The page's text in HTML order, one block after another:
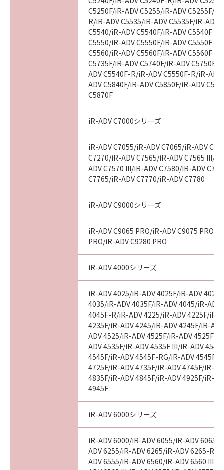
section shall be null and void with respect to
the jurisdiction of that court or tribunal and
all the remaining provisions hereof shall
remain in full force and effect.
11. ACKNOWLEDGEMENT
BY CLICKING THE BUTTON INDICATING
YOUR ACCEPTANCE AS STATED BELOW OR
INSTALLING THE SOFTWARE, YOU
ACKNOWLEDGE THAT YOU HAVE READ THIS
AGREEMENT, UNDERSTOOD IT, AND AGREE
TO BE BOUND BY ITS TERMS AND
CONDITIONS. YOU ALSO AGREE THAT THIS
AGREEMENT IS THE COMPLETE AND
EXCLUSIVE STATEMENT OF AGREEMENT
BETWEEN YOU AND CANON CONCERNING
THE SUBJECT MATTER HEREOF AND
SUPERSEDES ALL PROPOSALS OR PRIOR
AGREEMENTS, VERBAL OR WRITTEN, AND
ANY OTHER COMMUNICATIONS BETWEEN
YOU AND CANON RELATING TO THE
SUBJECT MATTER HEREOF. NO AMENDMENT
TO THIS AGREEMENT SHALL BE EFFECTIVE
UNLESS SIGNED BY A DULY AUTHORISED
REPRESENTATIVE OF CANON.
Should you have any questions concerning
this Agreement, or if you desire to contact
Canon for any reason, please write to Canon's
sales subsidiary or distributor/dealer, serving
the country where you obtained the
C5250F/iR-ADV C5255/iR-ADV C5255F/
R/iR-ADV C5535/iR-ADV C5535F/iR-ADV
C5540/iR-ADV C5540F/iR-ADV C5540F
C5550/iR-ADV C5550F/iR-ADV C5550F
C5560/iR-ADV C5560F/iR-ADV C5560F
C5735F/iR-ADV C5740F/iR-ADV C5750F/
ADV C5540F-R/iR-ADV C5550F-R/iR-
ADV C5840F/iR-ADV C5850F/iR-ADV
C5870F
iR-ADV C7000シリーズ
iR-ADV C7055/iR-ADV C7065/iR-ADV
C7270/iR-ADV C7565/iR-ADV C7565 III/
ADV C7570 III/iR-ADV C7580/iR-ADV
C7765/iR-ADV C7770/iR-ADV C7780
iR-ADV C9000シリーズ
iR-ADV C9065 PRO/iR-ADV C9075 PRO/
PRO/iR-ADV C9280 PRO
iR-ADV 4000シリーズ
iR-ADV 4025/iR-ADV 4025F/iR-ADV
4035/iR-ADV 4035F/iR-ADV 4045/iR-ADV
4045F-R/iR-ADV 4225/iR-ADV 4225F/iR-
4235F/iR-ADV 4245/iR-ADV 4245F/iR-
ADV 4525/iR-ADV 4525F/iR-ADV 4525F
ADV 4535F/iR-ADV 4535F III/iR-ADV
4545F/iR-ADV 4545F-RG/iR-ADV 4545F
4725F/iR-ADV 4735F/iR-ADV 4745F/iR-
4835F/iR-ADV 4845F/iR-ADV 4925F/iR-
4945F
iR-ADV 6000シリーズ
iR-ADV 6000/iR-ADV 6055/iR-ADV 6065/
ADV 6255/iR-ADV 6265/iR-ADV 6265-R/
ADV 6555/iR-ADV 6560/iR-ADV 6560 III/